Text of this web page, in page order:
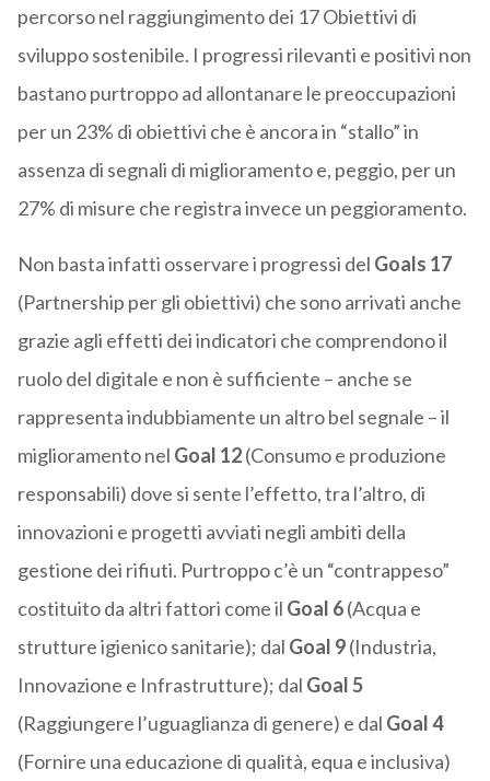
percorso nel raggiungimento dei 17 Obiettivi di
sviluppo sostenibile. I progressi rilevanti e positivi non
bastano purtroppo ad allontanare le preoccupazioni
per un 23% di obiettivi che è ancora in “stallo” in
assenza di segnali di miglioramento e, peggio, per un
27% di misure che registra invece un peggioramento.
Non basta infatti osservare i progressi del Goals 17
(Partnership per gli obiettivi) che sono arrivati anche
grazie agli effetti dei indicatori che comprendono il
ruolo del digitale e non è sufficiente – anche se
rappresenta indubbiamente un altro bel segnale – il
miglioramento nel Goal 12(Consumo e produzione
responsabili) dove si sente l’effetto, tra l’altro, di
innovazioni e progetti avviati negli ambiti della
gestione dei rifiuti. Purtroppo c’è un “contrappeso”
costituito da altri fattori come il Goal 6(Acqua e
strutture igienico sanitarie); dal Goal 9(Industria,
Innovazione e Infrastrutture); dal Goal 5
(Raggiungere l’uguaglianza di genere) e dal Goal 4
(Fornire una educazione di qualità, equa e inclusiva)